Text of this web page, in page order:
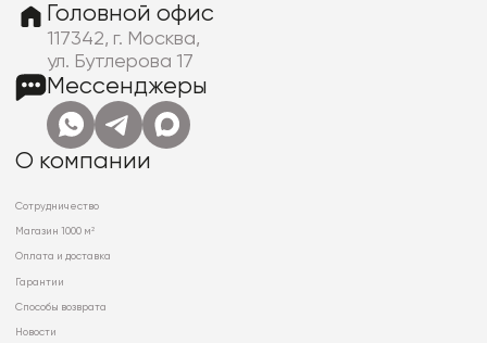
Головной офис
117342, г. Москва,
ул. Бутлерова 17
Мессенджеры
О компании
Сотрудничество
Магазин 1000 м²
Оплата и доставка
Гарантии
Способы возврата
Новости